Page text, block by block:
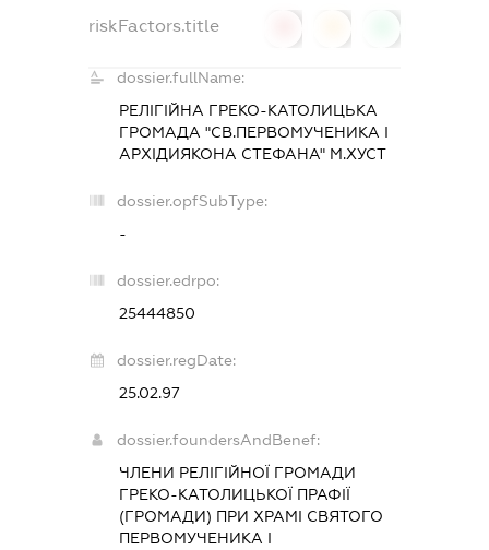
riskFactors.title
dossier.fullName:
РЕЛІГІЙНА ГРЕКО-КАТОЛИЦЬКА
ГРОМАДА "СВ.ПЕРВОМУЧЕНИКА І
АРХІДИЯКОНА СТЕФАНА" М.ХУСТ
dossier.opfSubType:
-
dossier.edrpo:
25444850
dossier.regDate:
25.02.97
dossier.foundersAndBenef:
ЧЛЕНИ РЕЛІГІЙНОЇ ГРОМАДИ
ГРЕКО-КАТОЛИЦЬКОЇ ПРАФІЇ
(ГРОМАДИ) ПРИ ХРАМІ СВЯТОГО
ПЕРВОМУЧЕНИКА І